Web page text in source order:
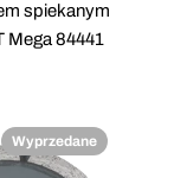
spiekanym
84441
Wyprzedane